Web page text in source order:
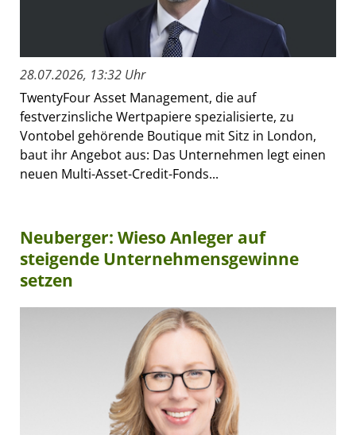
28.07.2026, 13:32 Uhr
TwentyFour Asset Management, die auf
festverzinsliche Wertpapiere spezialisierte, zu
Vontobel gehörende Boutique mit Sitz in London,
baut ihr Angebot aus: Das Unternehmen legt einen
neuen Multi-Asset-Credit-Fonds...
Neuberger: Wieso Anleger auf
steigende Unternehmensgewinne
setzen